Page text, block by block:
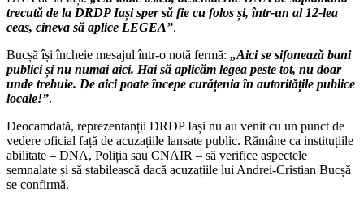
trecută de la DRDP Iași sper să fie cu folos și, într-un al 12-lea
ceas, cineva să aplice LEGEA”.
Bucșă își încheie mesajul într-o notă fermă: „Aici se sifonează bani
publici și nu numai aici. Hai să aplicăm legea peste tot, nu doar
unde trebuie. De aici poate începe curățenia în autoritățile publice
locale!”.
Deocamdată, reprezentanții DRDP Iași nu au venit cu un punct de
vedere oficial față de acuzațiile lansate public. Rămâne ca instituțiile
abilitate – DNA, Poliția sau CNAIR – să verifice aspectele
semnalate și să stabilească dacă acuzațiile lui Andrei-Cristian Bucșă
se confirmă.